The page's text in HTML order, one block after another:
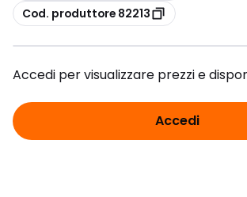
copia
Cod. produttore 82213
Accedi per visualizzare prezzi e
Accedi